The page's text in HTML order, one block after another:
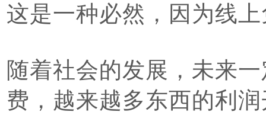
这是一种必然，因为线
随着社会的发展，未来
费，越来越多东西的利